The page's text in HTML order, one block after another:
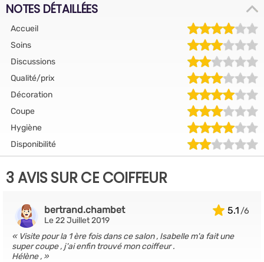
NOTES DÉTAILLÉES
Accueil
Soins
Discussions
Qualité/prix
Décoration
Coupe
Hygiène
Disponibilité
3 AVIS SUR CE COIFFEUR
5.1
bertrand.chambet
Le 22 Juillet 2019
Visite pour la 1 ère fois dans ce salon , Isabelle m'a fait une
super coupe , j'ai enfin trouvé mon coiffeur .
Hélène ,